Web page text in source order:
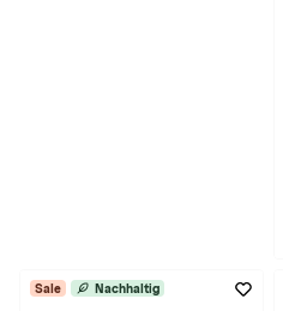
Sale Nachhaltig